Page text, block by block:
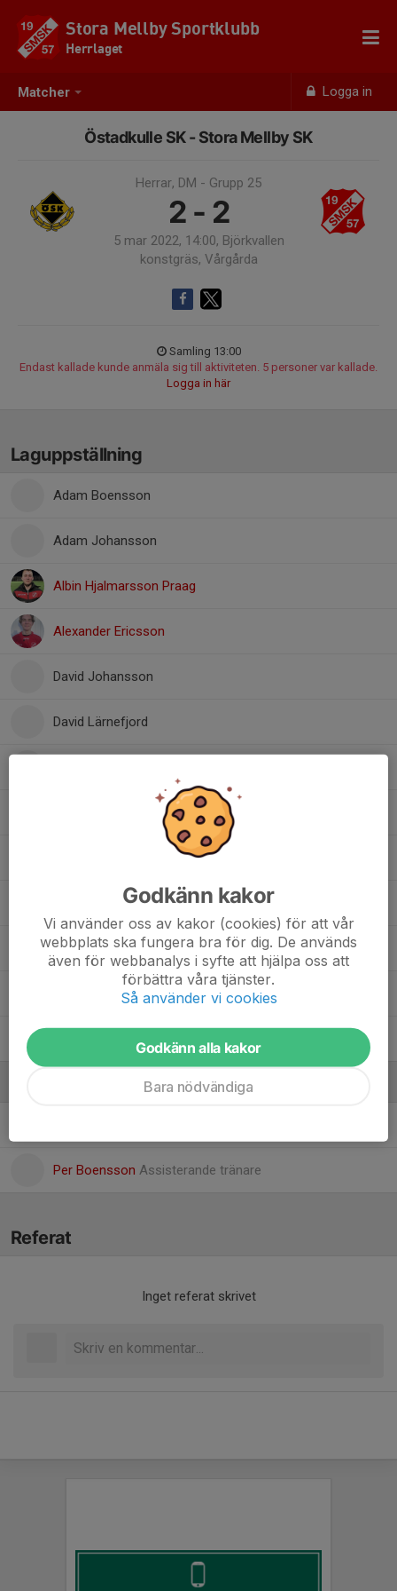
Matcher Logga in
Stora Mellby Sportklubb
Herrlaget
Östadkulle SK - Stora Mellby SK
Herrar, DM - Grupp 25
2 - 2
5 mar 2022, 14:00, Björkvallen
konstgräs, Vårgårda
Samling 13:00
Endast kallade kunde anmäla sig till aktiviteten. 5 personer var kallade.
Logga in här
Laguppställning
Adam Boensson
Adam Johansson
Albin Hjalmarsson Praag
Alexander Ericsson
David Johansson
David Lärnefjord
Gustav Martins
Kevin Jarnelid
Pontus Ahlin
Per Boensson Assisterande tränare
Referat
Inget referat skrivet
Godkänn kakor
Vi använder oss av kakor (cookies) för att vår
webbplats ska fungera bra för dig. De används
även för webbanalys i syfte att hjälpa oss att
förbättra våra tjänster.
Så använder vi cookies
Godkänn alla kakor
Bara nödvändiga